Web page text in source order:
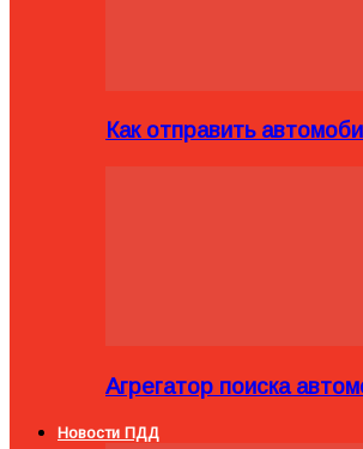
Как отправить
Агрегатор поиска
Новости ПДД